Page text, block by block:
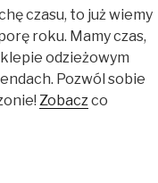
czasu, to już wiemy
roku. Mamy czas,
odzieżowym
Pozwól sobie
Zobaczco